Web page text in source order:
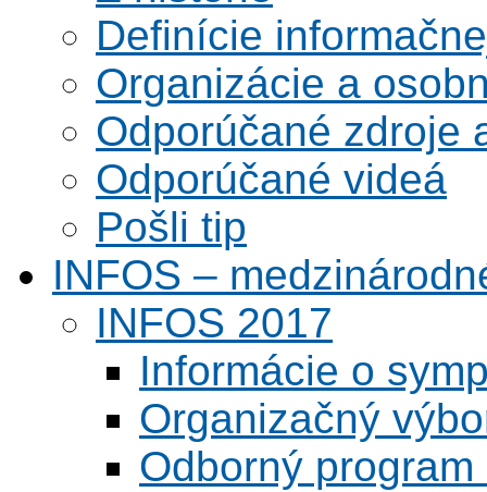
Definície
Organizácie a
Odporúčané zdroje
Odporúčané videá
Pošli tip
INFOS –
INFOS 2017
Informácie o
Organizačný
Odborný